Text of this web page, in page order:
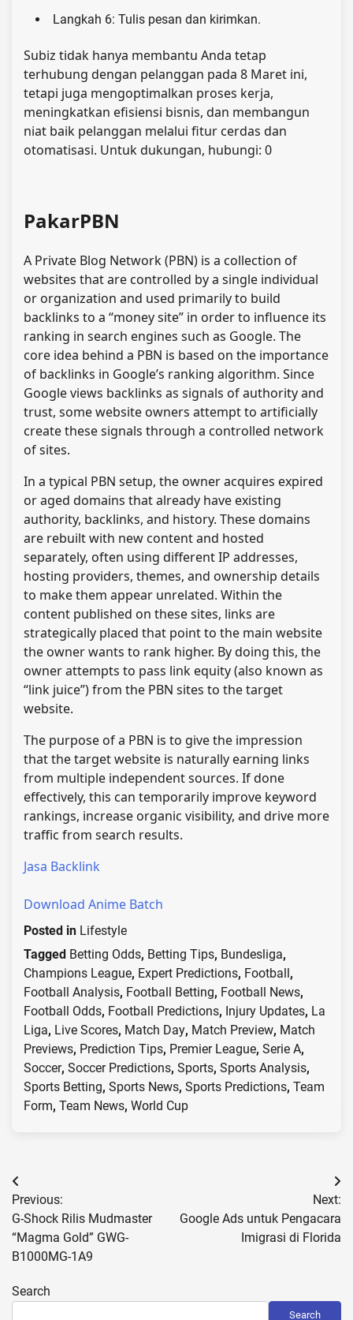
Langkah 6: Tulis pesan dan kirimkan.
Subiz tidak hanya membantu Anda tetap
terhubung dengan pelanggan pada 8 Maret ini,
tetapi juga mengoptimalkan proses kerja,
meningkatkan efisiensi bisnis, dan membangun
niat baik pelanggan melalui fitur cerdas dan
otomatisasi. Untuk dukungan, hubungi: 0
PakarPBN
A Private Blog Network (PBN) is a collection of
websites that are controlled by a single individual
or organization and used primarily to build
backlinks to a “money site” in order to influence its
ranking in search engines such as Google. The
core idea behind a PBN is based on the importance
of backlinks in Google’s ranking algorithm. Since
Google views backlinks as signals of authority and
trust, some website owners attempt to artificially
create these signals through a controlled network
of sites.
In a typical PBN setup, the owner acquires expired
or aged domains that already have existing
authority, backlinks, and history. These domains
are rebuilt with new content and hosted
separately, often using different IP addresses,
hosting providers, themes, and ownership details
to make them appear unrelated. Within the
content published on these sites, links are
strategically placed that point to the main website
the owner wants to rank higher. By doing this, the
owner attempts to pass link equity (also known as
“link juice”) from the PBN sites to the target
website.
The purpose of a PBN is to give the impression
that the target website is naturally earning links
from multiple independent sources. If done
effectively, this can temporarily improve keyword
rankings, increase organic visibility, and drive more
traffic from search results.
Jasa Backlink
Download Anime Batch
Posted in Lifestyle
Tagged Betting Odds, Betting Tips, Bundesliga,
Champions League, Expert Predictions, Football ,
Football Analysis, Football Betting, Football News,
Football Odds, Football Predictions, Injury Updates, La
Liga, Live Scores, Match Day, Match Preview, Match
Previews, Prediction Tips, Premier League, Serie A,
Soccer, Soccer Predictions, Sports, Sports Analysis,
Sports Betting, Sports News, Sports Predictions, Team
Form, Team News, World Cup
Post
navigation
Previous:
G-Shock Rilis Mudmaster
“Magma Gold” GWG-
B1000MG-1A9
Next:
Google Ads untuk Pengacara
Imigrasi di Florida
Search
Search